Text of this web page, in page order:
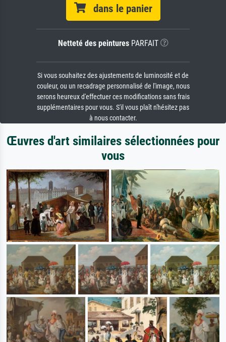
dans le panier
Netteté des peinturesPARFAIT
Si vous souhaitez des ajustements de luminosité et de
couleur, ou un recadrage personnalisé de l'image, nous
serons heureux d'effectuer ces modifications sans frais
supplémentaires pour vous. S'il vous plaît n'hésitez pas
à nous contacter.
Œuvres d'art similaires sélectionnées pour
vous